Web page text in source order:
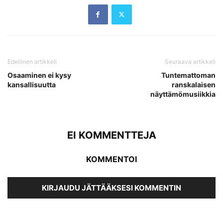
Edellinen artikkeli
Osaaminen ei kysy
kansallisuutta
Seuraava artikkeli
Tuntemattoman
ranskalaisen
näyttämömusiikkia
EI KOMMENTTEJA
KOMMENTOI
KIRJAUDU JÄTTÄÄKSESI KOMMENTIN